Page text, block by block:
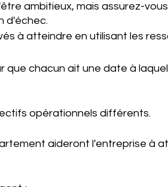
ambitieux, mais assurez-
d'échec.
à atteindre en utilisant les
que chacun ait une date à
opérationnels différents.
aideront l'entreprise à